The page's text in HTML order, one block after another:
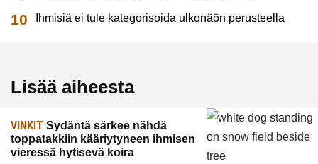
Ihmisiä ei tule kategorisoida ulkonäön perusteella
Lisää aiheesta
VINKIT Sydäntä särkee nähdä
toppatakkiin kääriytyneen ihmisen
vieressä hytisevä koira